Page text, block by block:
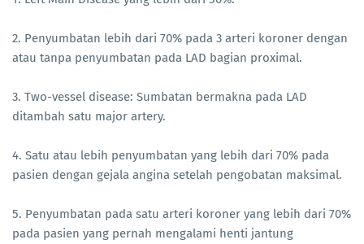
2. Penyumbatan lebih dari 70% pada 3 arteri koroner dengan
atau tanpa penyumbatan pada LAD bagian proximal.
3. Two-vessel disease: Sumbatan bermakna pada LAD
ditambah satu major artery.
4. Satu atau lebih penyumbatan yang lebih dari 70% pada
pasien dengan gejala angina setelah pengobatan maksimal.
5. Penyumbatan pada satu arteri koroner yang lebih dari 70%
pada pasien yang pernah mengalami henti jantung